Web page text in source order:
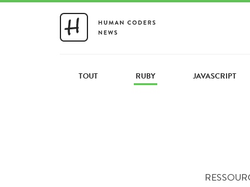
TOUT RUBY JAVASCRIPT